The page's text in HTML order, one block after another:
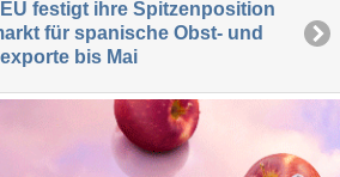
EU festigt ihre Spitzenposition
für spanische Obst- und
bis Mai